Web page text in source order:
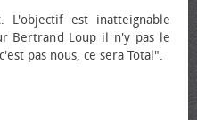
L'objectif est inatteignable
Bertrand Loup il n'y pas le
pas nous, ce sera Total".